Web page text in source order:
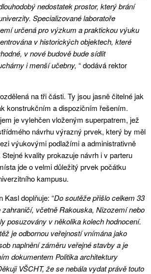
nedostatek prostor, který brání
Specializované laboratoře
určená pro výzkum a praktickou výuku
v historických objektech, které
v nové budově bude sídlit
i menší učebny, “ dodává rektor
na tři části. Ty jsou jasně čitelné jak
konstrukčním a dispozičním řešením.
je vylehčen vloženým superpatrem, jež
návrhu výrazný prvek, který by měl
výukovými podlažími a administrativně
kvality prokazuje návrh i v parteru
jde o velmi důležitý prvek počátku
kampusu.
Kasl doplňuje: “Do soutěže přišlo celkem 33
včetně Rakouska, Nizozemí nebo
posuzovány v několika kolech hodnocení.
je odbornou veřejností vnímána jako
naplnění záměru veřejné stavby a je
dokumentem Politika architektury
VŠCHT, že se nebála vydat právě touto